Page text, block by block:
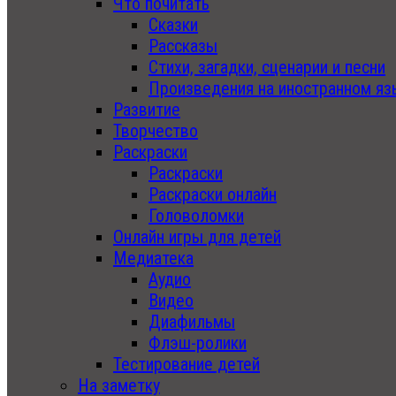
Сказки
Рассказы
Стихи, загадки, сценарии и песни
Произведения на иностранном
Развитие
Творчество
Раскраски
Раскраски
Раскраски онлайн
Головоломки
Онлайн игры для детей
Медиатека
Аудио
Видео
Диафильмы
Флэш-ролики
Тестирование детей
На заметку